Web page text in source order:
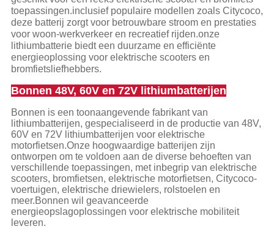
toepassingen.inclusief populaire modellen zoals Citycoco,
deze batterij zorgt voor betrouwbare stroom en prestaties
voor woon-werkverkeer en recreatief rijden.onze
lithiumbatterie biedt een duurzame en efficiënte
energieoplossing voor elektrische scooters en
bromfietsliefhebbers.
Bonnen 48V, 60V en 72V lithiumbatterijen
Bonnen is een toonaangevende fabrikant van
lithiumbatterijen, gespecialiseerd in de productie van 48V,
60V en 72V lithiumbatterijen voor elektrische
motorfietsen.Onze hoogwaardige batterijen zijn
ontworpen om te voldoen aan de diverse behoeften van
verschillende toepassingen, met inbegrip van elektrische
scooters, bromfietsen, elektrische motorfietsen, Citycoco-
voertuigen, elektrische driewielers, rolstoelen en
meer.Bonnen wil geavanceerde
energieopslagoplossingen voor elektrische mobiliteit
leveren.